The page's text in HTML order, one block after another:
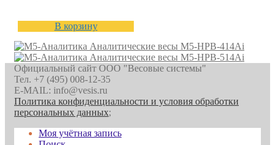
В корзину
Аналитические весы M5-HPB-414Ai
Аналитические весы M5-HPB-514Ai
Официальный сайт ООО "Весовые системы"
Тел. +7 (495) 008-12-35
E-MAIL: info@vesis.ru
Политика конфиденциальности и условия обработки
персональных данных;
Моя учётная запись